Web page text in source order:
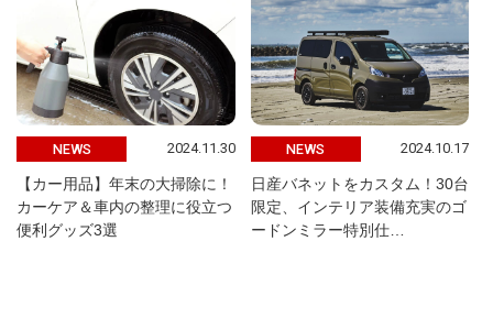
NEWS 2024.11.30
【カー用品】年末の大掃除に！
カーケア＆車内の整理に役立つ
便利グッズ3選
NEWS 2024.10.17
日産バネットをカスタム！30台
限定、インテリア装備充実のゴ
ードンミラー特別仕…